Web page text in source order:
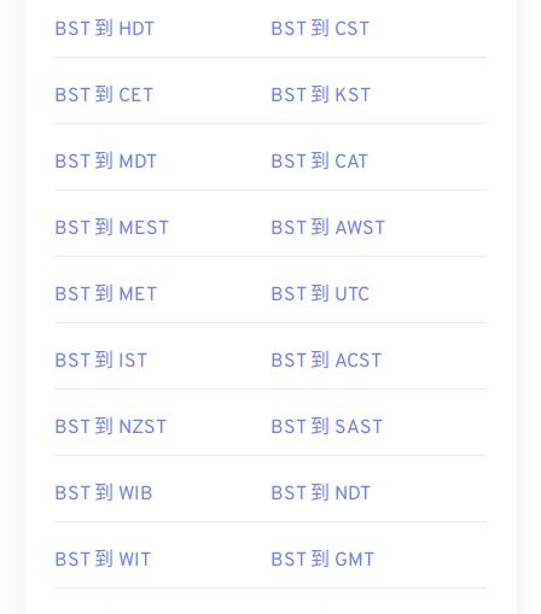
BST 到 HDT BST 到 CST
BST 到 CET BST 到 KST
BST 到 MDT BST 到 CAT
BST 到 MEST BST 到 AWST
BST 到 MET BST 到 UTC
BST 到 IST BST 到 ACST
BST 到 NZST BST 到 SAST
BST 到 WIB BST 到 NDT
BST 到 WIT BST 到 GMT